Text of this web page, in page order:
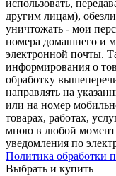
использовать,
другим лицам),
уничтожать - мои
номера домашнего и
электронной почты.
информирования о
обработку
направлять на
или на номер
товарах, работах,
мною в любой момент
уведомления по
Политика обработки
Выбрать и купить